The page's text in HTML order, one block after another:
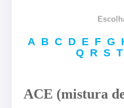
A B C D E F G
Q R S T
ACE (mistura